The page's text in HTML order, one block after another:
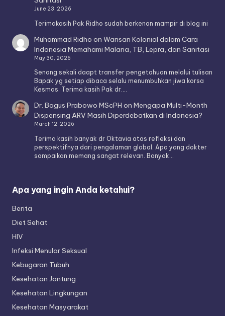
June 23, 2026
Terimakasih Pak Ridho sudah berkenan mampir di blog ini
Muhammad Ridho onWarisan Kolonial dalam Cara
Indonesia Memahami Malaria, TB, Lepra, dan Sanitasi
May 30, 2026
Senang sekali daapt transfer pengetahuan melalui tulisan
Bapak yg setiap dibaca selalu menumbuhkan jiwa korsa
Kesmas. Terima kasih Pak dr.…
Dr. Bagus Prabowo MScPH onMengapa Multi-Month
Dispensing ARV Masih Diperdebatkan di Indonesia?
March 12, 2026
Terima kasih banyak dr Oktavia atas refleksi dan
perspektifnya dari pengalaman global. Apa yang dokter
sampaikan memang sangat relevan. Banyak…
Apa yang ingin Anda ketahui?
Berita
Diet Sehat
HIV
Infeksi Menular Seksual
Kebugaran Tubuh
Kesehatan Jantung
Kesehatan Lingkungan
Kesehatan Masyarakat